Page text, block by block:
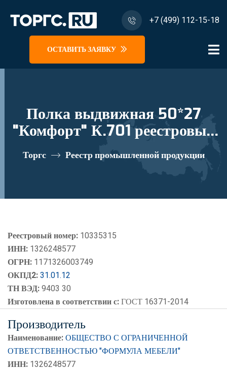
+7 (499) 112-15-18
ОСТАВИТЬ ЗАЯВКУ
Полка выдвижная 50*27
"Комфорт" К.701 реестровый
номер 10335315
Торгс Реестр промышленной продукции
Реестровый номер: 10335315
ИНН: 1326248577
ОГРН: 1171326003749
ОКПД2:31.01.12
ТН ВЭД:9403 30
Изготовлена в соответствии с:ГОСТ 16371-2014
Производитель
Наименование:ОБЩЕСТВО С ОГРАНИЧЕННОЙ
ОТВЕТСТВЕННОСТЬЮ "ФОРМУЛА МЕБЕЛИ"
ИНН: 1326248577